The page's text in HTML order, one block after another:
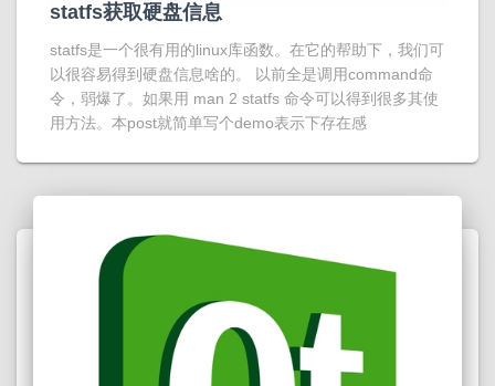
statfs获取硬盘信息
statfs是一个很有用的linux库函数。在它的帮助下，我们可
以很容易得到硬盘信息啥的。 以前全是调用command命
令，弱爆了。如果用 man 2 statfs 命令可以得到很多其使
用方法。本post就简单写个demo表示下存在感